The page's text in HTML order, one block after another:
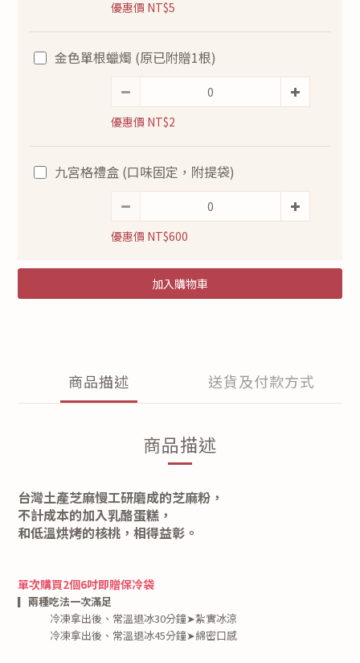
優惠價 NT$5
金色單根蠟燭 (原已附贈1根)
優惠價 NT$2
九宮格禮盒 (口味固定，附提袋)
優惠價 NT$600
加入購物車
商品描述 送貨及付款方式
商品描述
台灣土產芝麻慢工研磨成的芝麻粉，
不計成本的加入乳酪蛋糕，
和低溫烘烤的核桃，相得益彰。
單次購買2個6吋即贈保冷袋
▎ 兩種吃法一次滿足
冷凍拿出後、常溫退冰30分鐘➤紮實冰涼
冷凍拿出後、常溫退冰45分鐘➤綿密口感